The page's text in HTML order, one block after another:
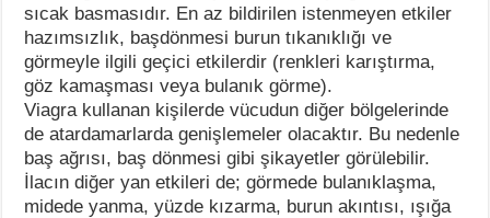
sıcak basmasıdır. En az bildirilen istenmeyen etkiler
hazımsızlık, başdönmesi burun tıkanıklığı ve
görmeyle ilgili geçici etkilerdir (renkleri karıştırma,
göz kamaşması veya bulanık görme).
Viagra kullanan kişilerde vücudun diğer bölgelerinde
de atardamarlarda genişlemeler olacaktır. Bu nedenle
baş ağrısı, baş dönmesi gibi şikayetler görülebilir.
İlacın diğer yan etkileri de; görmede bulanıklaşma,
midede yanma, yüzde kızarma, burun akıntısı, ışığa